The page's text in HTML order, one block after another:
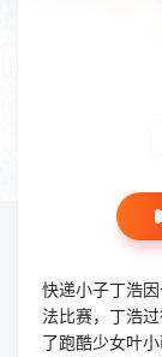
快递小子丁浩
法比赛，丁浩
了跑酷少女叶